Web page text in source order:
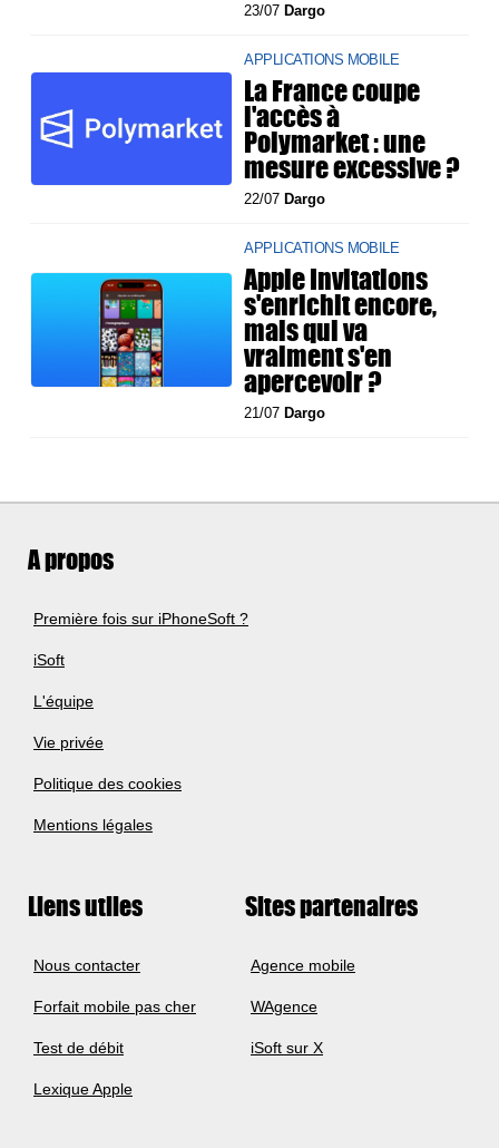
23/07Dargo
APPLICATIONS MOBILE
La France coupe
l'accès à
Polymarket : une
mesure excessive ?
22/07Dargo
APPLICATIONS MOBILE
Apple Invitations
s'enrichit encore,
mais qui va
vraiment s'en
apercevoir ?
21/07Dargo
A propos
Première fois sur iPhoneSoft ?
iSoft
L'équipe
Vie privée
Politique des cookies
Mentions légales
Liens utiles
Nous contacter
Forfait mobile pas cher
Test de débit
Lexique Apple
Sites partenaires
Agence mobile
WAgence
iSoft sur X